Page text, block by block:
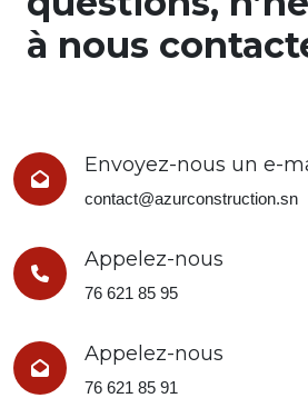
à nous
Envoyez-nous un e-
contact@azurconstruction.sn
Appelez-nous
76 621 85 95
Appelez-nous
76 621 85 91